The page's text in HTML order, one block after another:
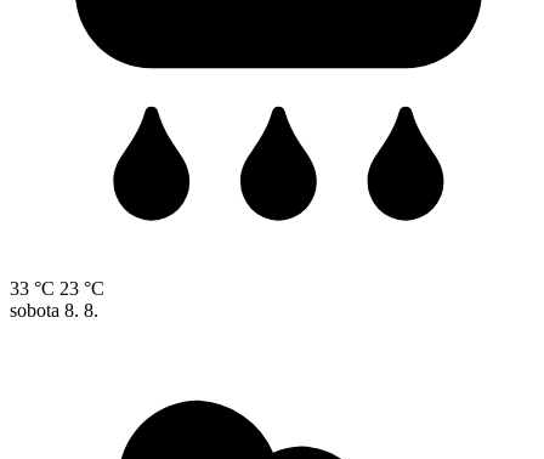
33 °C 23 °C
sobota 8. 8.